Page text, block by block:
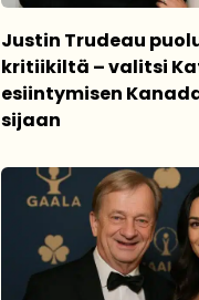
Justin Trudeau
kritiikiltä – valitsi
esiintymisen
sijaan